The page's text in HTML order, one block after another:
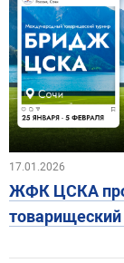
17.01.2026
ЖФК ЦСКА